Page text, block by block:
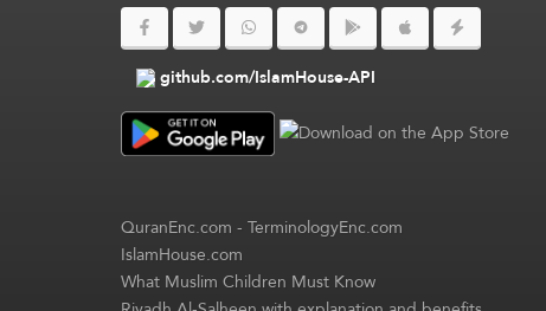
github.com/IslamHouse-API
QuranEnc.com-TerminologyEnc.com
IslamHouse.com
What Muslim Children Must Know